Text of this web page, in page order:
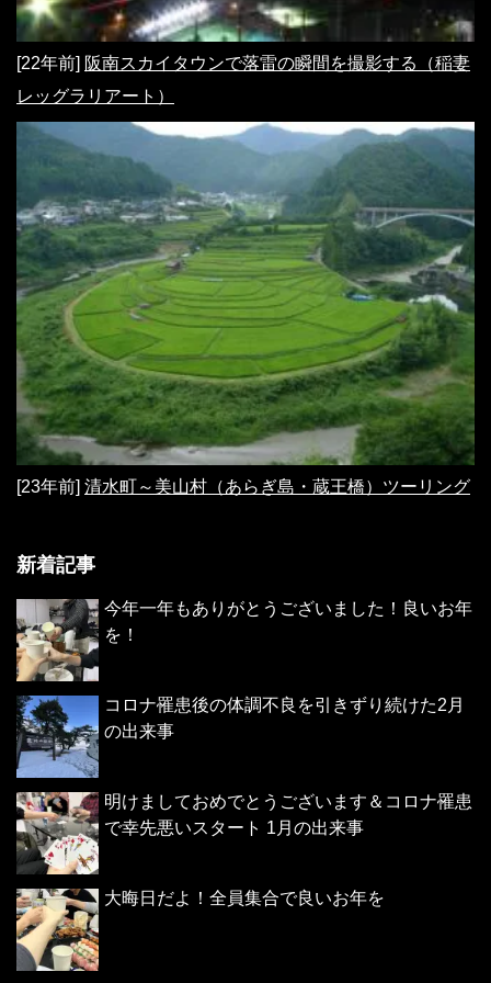
[22年前] 阪南スカイタウンで落雷の瞬間を撮影する（稲妻
レッグラリアート）
[23年前] 清水町～美山村（あらぎ島・蔵王橋）ツーリング
新着記事
今年一年もありがとうございました！良いお年
を！
コロナ罹患後の体調不良を引きずり続けた2月
の出来事
明けましておめでとうございます＆コロナ罹患
で幸先悪いスタート 1月の出来事
大晦日だよ！全員集合で良いお年を